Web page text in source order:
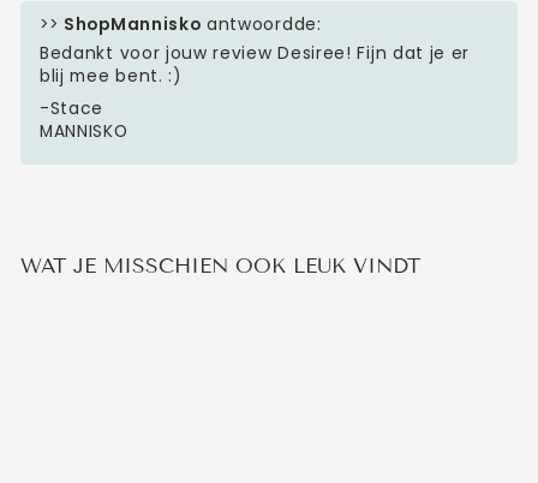
>> ShopMannisko antwoordde:
Bedankt voor jouw review Desiree! Fijn dat je er
blij mee bent. :)
-Stace
MANNISKO
WAT JE MISSCHIEN OOK LEUK VINDT